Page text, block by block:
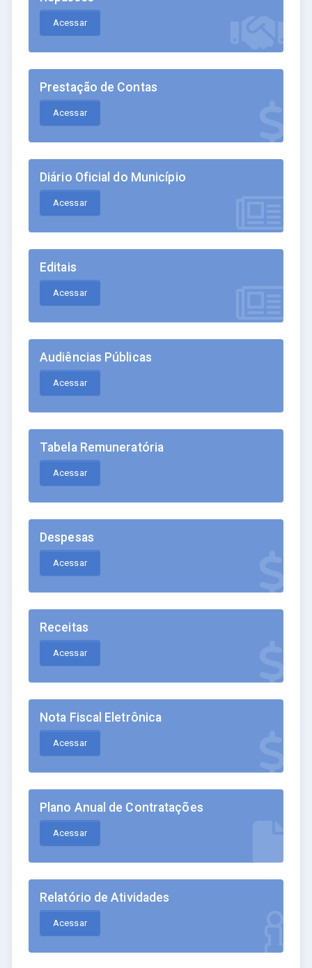
Acessar
Prestação de Contas
Acessar
Diário Oficial do Município
Acessar
Editais
Acessar
Audiências Públicas
Acessar
Tabela Remuneratória
Acessar
Despesas
Acessar
Receitas
Acessar
Nota Fiscal Eletrônica
Acessar
Plano Anual de Contratações
Acessar
Relatório de Atividades
Acessar